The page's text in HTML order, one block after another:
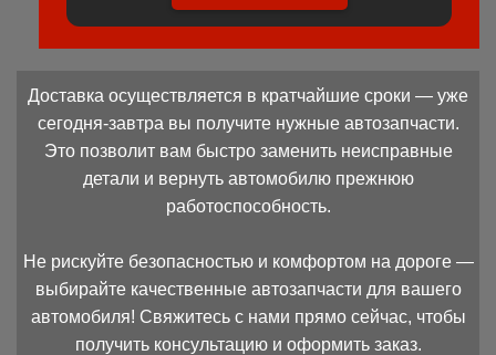
Доставка осуществляется в кратчайшие сроки — уже
сегодня-завтра вы получите нужные автозапчасти.
Это позволит вам быстро заменить неисправные
детали и вернуть автомобилю прежнюю
работоспособность.
Не рискуйте безопасностью и комфортом на дороге —
выбирайте качественные автозапчасти для вашего
автомобиля! Свяжитесь с нами прямо сейчас, чтобы
получить консультацию и оформить заказ.